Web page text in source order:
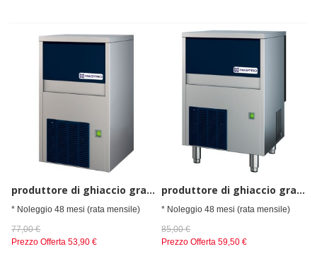
produttore di ghiaccio granulare pressato, raffreddamento ad aria, 55 kg/24 h
* Noleggio 48 mesi (rata mensile)
77,00 €
Prezzo Offerta 53,90 €
produttore di ghiaccio granulare pressato, raffreddamento ad aria, 85 kg/24 h
* Noleggio 48 mesi (rata mensile)
85,00 €
Prezzo Offerta 59,50 €